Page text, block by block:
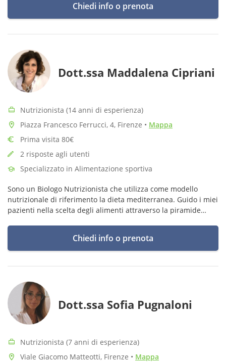
Chiedi info o prenota
Dott.ssa Maddalena Cipriani
Nutrizionista (14 anni di esperienza)
Piazza Francesco Ferrucci, 4, Firenze • Mappa
Prima visita 80€
2 risposte agli utenti
Specializzato in Alimentazione sportiva
Sono un Biologo Nutrizionista che utilizza come modello
nutrizionale di riferimento la dieta mediterranea. Guido i miei
pazienti nella scelta degli alimenti attraverso la piramide
Chiedi info o prenota
Dott.ssa Sofia Pugnaloni
Nutrizionista (7 anni di esperienza)
Viale Giacomo Matteotti, Firenze • Mappa